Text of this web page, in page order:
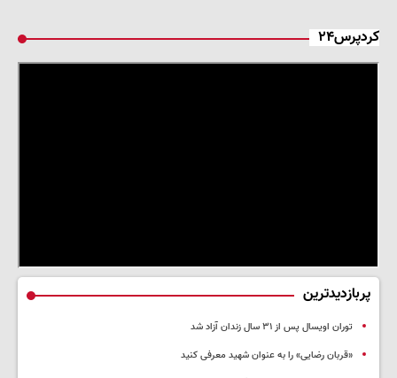
کردپرس۲۴
پربازدیدترین
توران اویسال پس از ۳۱ سال زندان آزاد شد
«قربان رضایی» را به عنوان شهید معرفی کنید